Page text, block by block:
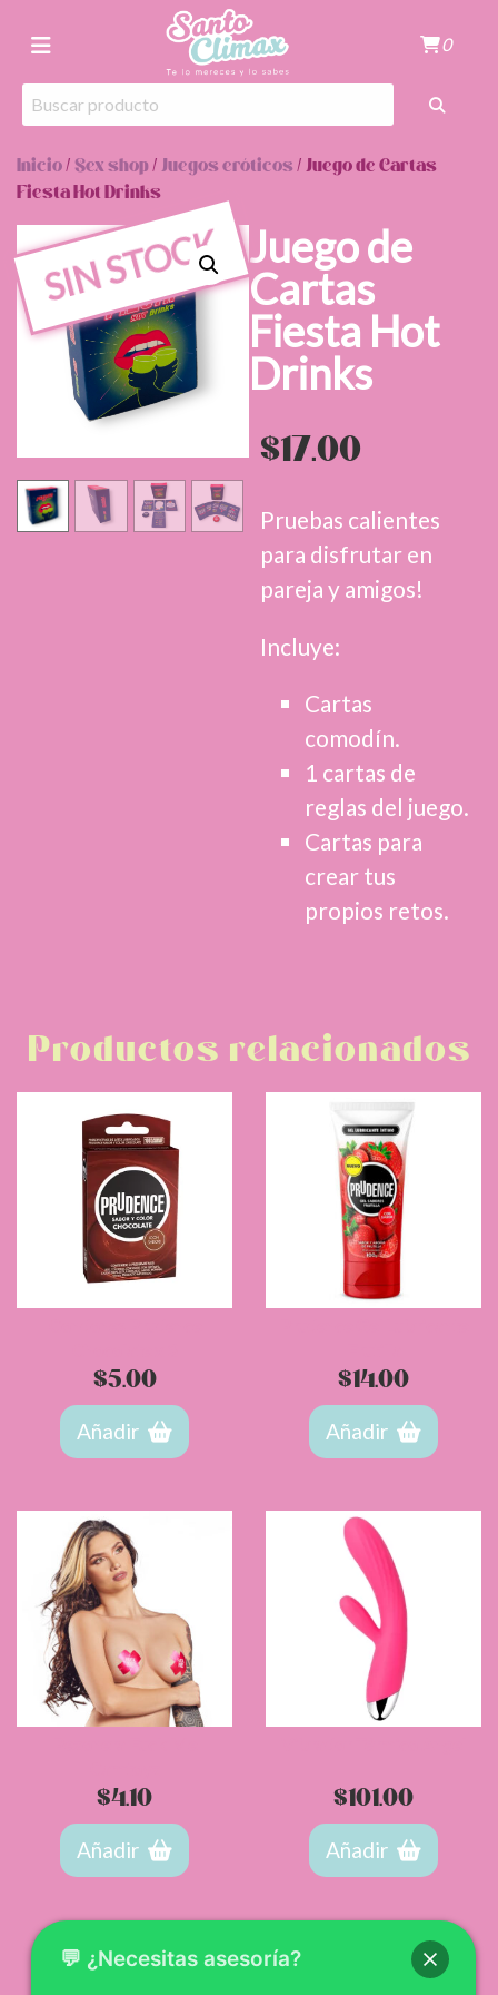
0
Inicio/Sex shop/Juegos eróticos/ Juego de Cartas
Fiesta Hot Drinks
SIN STOCK Juego de
Cartas
Fiesta Hot
Drinks
$17.00
Pruebas calientes
para disfrutar en
pareja y amigos!
Incluye:
Cartas
comodín.
1 cartas de
reglas del juego.
Cartas para
crear tus
propios retos.
Productos relacionados
$5.00
Añadir
$14.00
Añadir
$4.10
Añadir
$101.00
Añadir
💬 ¿Necesitas asesoría?